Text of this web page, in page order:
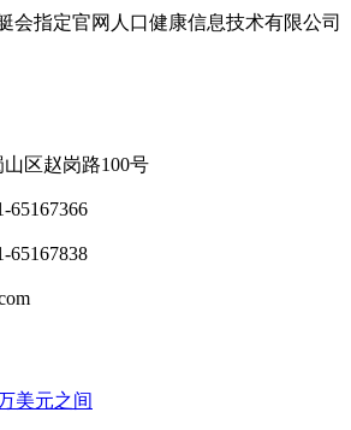
会指定官网人口健康信息技术有限公司
区赵岗路100号
65167366
65167838
美元之间